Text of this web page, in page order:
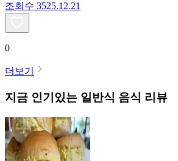
조회수 3525.12.21
0
더보기
지금 인기있는 일반식 음식 리뷰